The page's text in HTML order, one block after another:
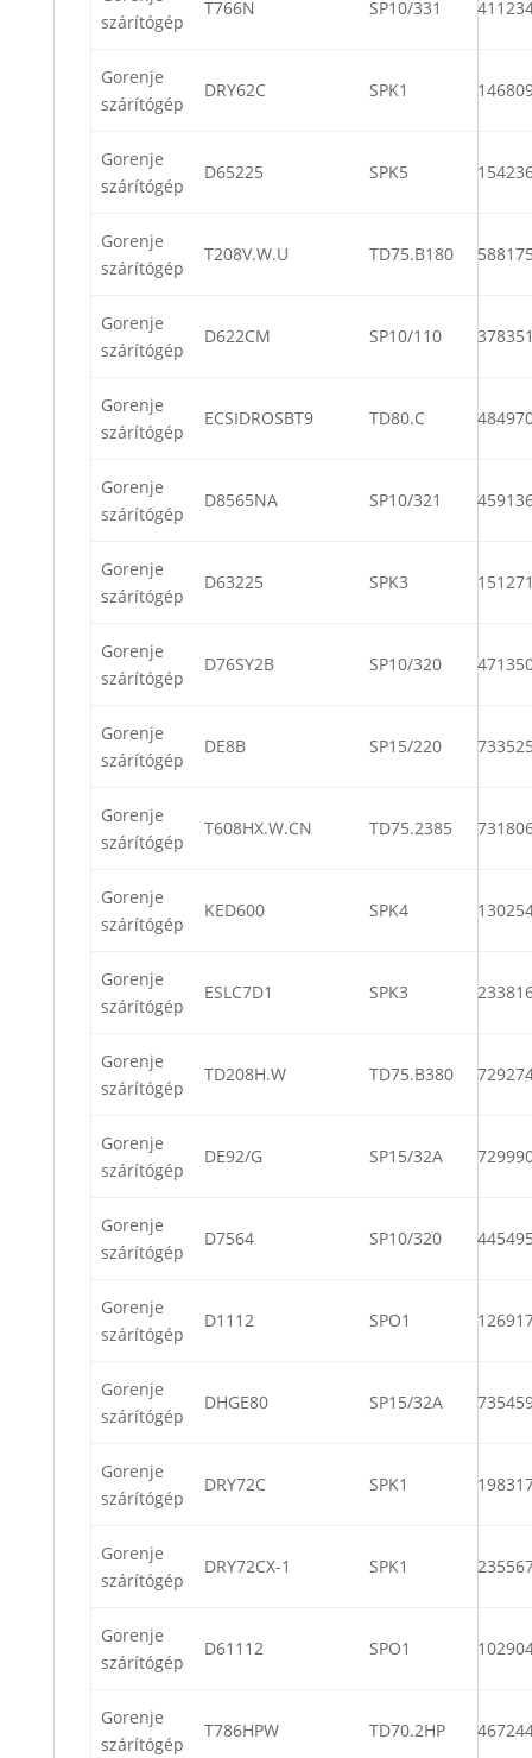
szárítógép
T766N SP10/331
Gorenje
szárítógép
DRY62C SPK1
Gorenje
szárítógép
D65225 SPK5
Gorenje
szárítógép
T208V.W.U TD75.B180
Gorenje
szárítógép
D622CM SP10/110
Gorenje
szárítógép
ECSIDROSBT9 TD80.C
Gorenje
szárítógép
D8565NA SP10/321
Gorenje
szárítógép
D63225 SPK3
Gorenje
szárítógép
D76SY2B SP10/320
Gorenje
szárítógép
DE8B SP15/220
Gorenje
szárítógép
T608HX.W.CN TD75.2385
Gorenje
szárítógép
KED600 SPK4
Gorenje
szárítógép
ESLC7D1 SPK3
Gorenje
szárítógép
TD208H.W TD75.B380
Gorenje
szárítógép
DE92/G SP15/32A
Gorenje
szárítógép
D7564 SP10/320
Gorenje
szárítógép
D1112 SPO1
Gorenje
szárítógép
DHGE80 SP15/32A
Gorenje
szárítógép
DRY72C SPK1
Gorenje
szárítógép
DRY72CX-1 SPK1
Gorenje
szárítógép
D61112 SPO1
Gorenje
szárítógép
T786HPW TD70.2HP